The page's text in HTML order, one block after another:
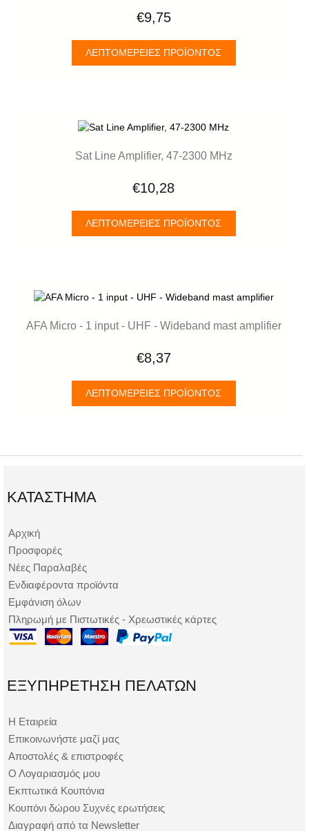
€9,75
ΛΕΠΤΟΜΈΡΕΙΕΣ ΠΡΟΪΌΝΤΟΣ
Sat Line Amplifier, 47-2300 MHz
€10,28
ΛΕΠΤΟΜΈΡΕΙΕΣ ΠΡΟΪΌΝΤΟΣ
AFA Micro - 1 input - UHF - Wideband mast amplifier
€8,37
ΛΕΠΤΟΜΈΡΕΙΕΣ ΠΡΟΪΌΝΤΟΣ
ΚΑΤΆΣΤΗΜΑ
Αρχική
Προσφορές
Νέες Παραλαβές
Ενδιαφέροντα προϊόντα
Εμφάνιση όλων
Πληρωμή με Πιστωτικές - Χρεωστικές κάρτες
ΕΞΥΠΗΡΈΤΗΣΗ ΠΕΛΑΤΏΝ
Η Εταιρεία
Επικοινωνήστε μαζί μας
Αποστολές & επιστροφές
Ο Λογαριασμός μου
Εκπτωτικά Κουπόνια
Κουπόνι δώρου Συχνές ερωτήσεις
Διαγραφή από τα Newsletter